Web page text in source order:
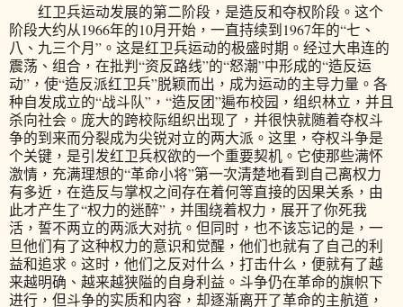
红卫兵运动发展的第二阶段，是造反和夺权阶段。这个
阶段大约从1966年的10月开始，一直持续到1967年的“七、
八、九三个月”。这是红卫兵运动的极盛时期。经过大串连的
震荡、组合，在批判“资反路线”的“怒潮”中形成的“造反运
动”，使“造反派红卫兵”脱颖而出，成为运动的主导力量。各
种自发成立的“战斗队”，“造反团”遍布校园，组织林立，并且
杀向社会。庞大的跨校际组织出现了，并很快就随着夺权斗
争的到来而分裂成为尖锐对立的两大派。这里，夺权斗争是
个关键，是引发红卫兵权欲的一个重要契机。它使那些满怀
激情，充满理想的“革命小将”第一次清楚地看到自己离权力
有多近，在造反与掌权之间存在着何等直接的因果关系，由
此才产生了“权力的迷醉”，并围绕着权力，展开了你死我
活，誓不两立的两派大对抗。但同时，也不该忘记的是，一
旦他们有了这种权力的意识和觉醒，他们也就有了自己的利
益和追求。这时，他们之反对什么，打击什么，便就有了越
来越明确、越来越狭隘的自身利益。斗争仍在革命的旗帜下
进行，但斗争的实质和内容，却逐渐离开了革命的主航道，